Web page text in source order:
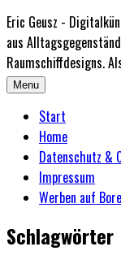
Eric Geusz -
aus
Raumschiffdesigns.
Menu
Start
Home
Datenschutz &
Impressum
Werben auf
Schlagwörter